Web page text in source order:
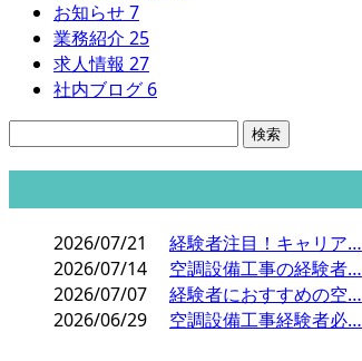
お知らせ7
業務紹介 25
求人情報 27
社内ブログ 6
2026/07/21
経験者注目！キャリア…
2026/07/14
空調設備工事の経験者…
2026/07/07
経験者におすすめの空…
2026/06/29
空調設備工事経験者必…